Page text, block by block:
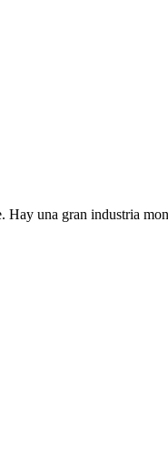
una gran industria